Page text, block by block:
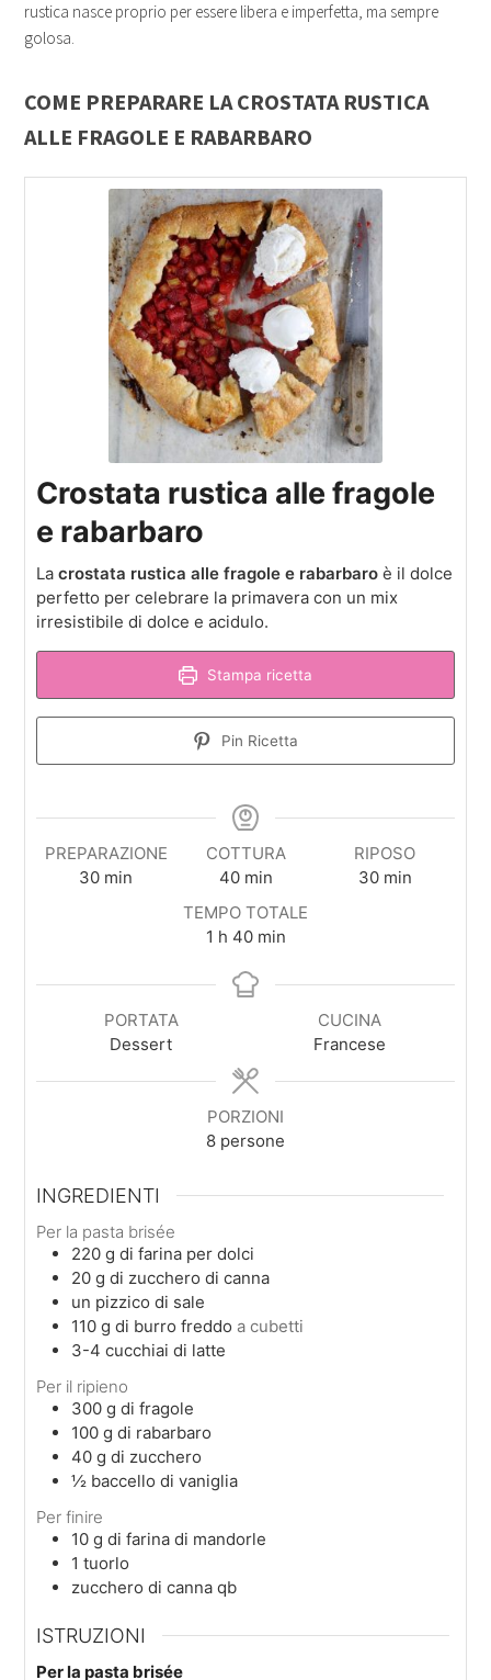
rustica nasce proprio per essere libera e imperfetta, ma sempre
golosa.
COME PREPARARE LA CROSTATA RUSTICA
ALLE FRAGOLE E RABARBARO
Crostata rustica alle fragole
e rabarbaro
Lacrostata rustica alle fragole e rabarbaro è il dolce
perfetto per celebrare la primavera con un mix
irresistibile di dolce e acidulo.
Stampa ricetta
Pin Ricetta
PREPARAZIONE
30minuti
min
COTTURA
40minuti
min
RIPOSO
30minuti
min
TEMPO TOTALE
1 ora
h 40minuti
min
PORTATA
Dessert
CUCINA
Francese
PORZIONI
8 persone
INGREDIENTI
Per la pasta brisée
220 g di farina per dolci
20 g di zucchero di canna
un pizzico di sale
110 g di burro freddo a cubetti
3-4 cucchiai di latte
Per il ripieno
300 g di fragole
100 g di rabarbaro
40 g di zucchero
½ baccello di vaniglia
Per finire
10 g di farina di mandorle
1 tuorlo
zucchero di canna qb
ISTRUZIONI
Per la pasta brisée